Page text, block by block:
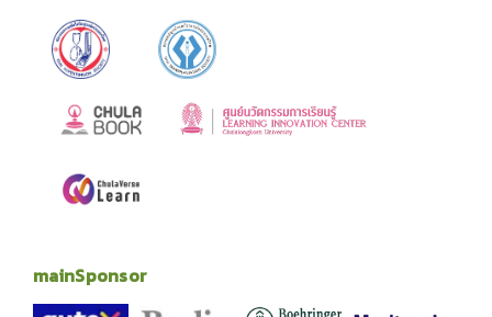
mainSponsor